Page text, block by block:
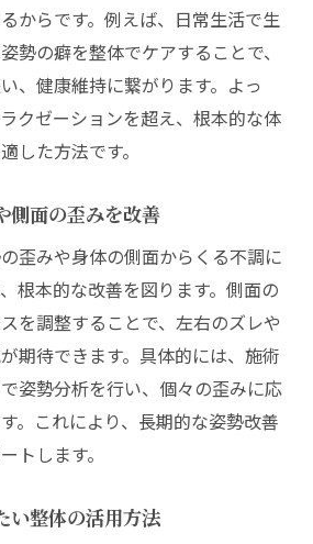
からです。例えば、日常生活で生
勢の癖を整体でケアすることで、
、健康維持に繋がります。よっ
クゼーションを超え、根本的な体
した方法です。
側面の歪みを改善
歪みや身体の側面からくる不調に
根本的な改善を図ります。側面の
を調整することで、左右のズレや
期待できます。具体的には、施術
姿勢分析を行い、個々の歪みに応
。これにより、長期的な姿勢改善
トします。
い整体の活用方法